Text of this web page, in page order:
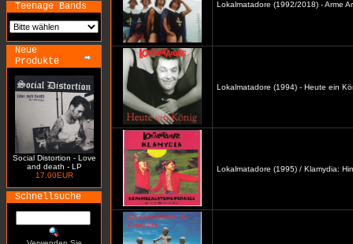
Teenage Bands
Neue
Produkte
Social Distortion - Love
and death - LP
17.00EUR
Schnellsuche
Lokalmatadore (1992/2018) - Arme
Lokalmatadore (1994) - Heute ein
Lokalmatadore (1995) / Klamydia: